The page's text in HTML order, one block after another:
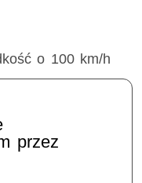
o 100 km/h
przekroczenie
przez